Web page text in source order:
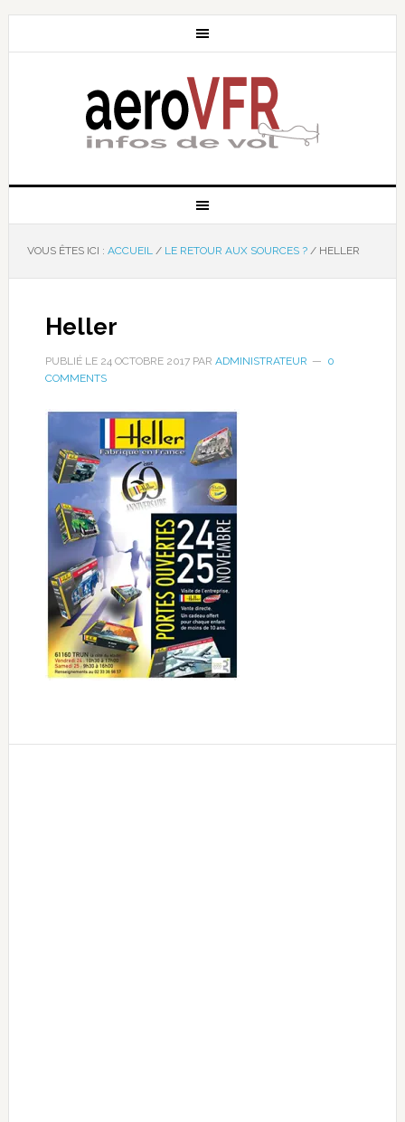
VOUS ÊTES ICI : ACCUEIL / LE RETOUR AUX SOURCES ? /HELLER
Heller
PUBLIÉ LE 24 OCTOBRE 2017PAR ADMINISTRATEUR
0
COMMENTS